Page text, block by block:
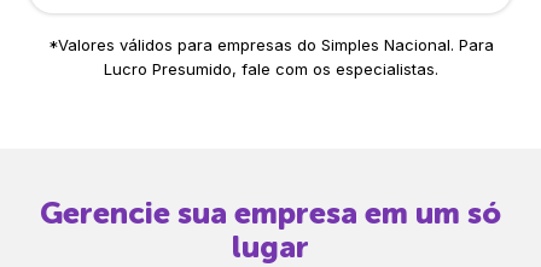
*Valores válidos para empresas do Simples Nacional. Para
Lucro Presumido, fale com os especialistas.
Gerencie sua empresa em um só
lugar